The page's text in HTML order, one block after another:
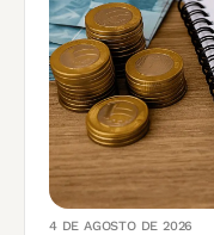
4 DE AGOSTO DE 2026